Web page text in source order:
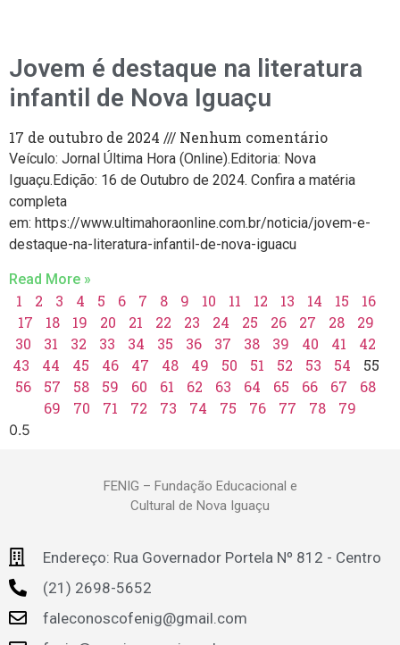
Jovem é destaque na literatura
infantil de Nova Iguaçu
17 de outubro de 2024 Nenhum comentário
Veículo: Jornal Última Hora (Online).Editoria: Nova
Iguaçu.Edição: 16 de Outubro de 2024. Confira a matéria
completa
em: https://www.ultimahoraonline.com.br/noticia/jovem-e-
destaque-na-literatura-infantil-de-nova-iguacu
Read More »
1 2 3 4 5 6 7 8 9 10 11 12 13 14 15
16
17
18 19 20 21 22 23 24 25 26 27 28
29
30
31 32 33 34 35 36 37 38 39 40 41
42
43
44 45 46 47 48 49 50 51 52 53 54
55
56
57 58 59 60 61 62 63 64 65 66 67
68
69
70 71 72 73 74 75 76 77 78 79
FENIG – Fundação Educacional e
Cultural de Nova Iguaçu
Endereço: Rua Governador Portela Nº 812 - Centro
(21) 2698-5652
faleconoscofenig@gmail.com